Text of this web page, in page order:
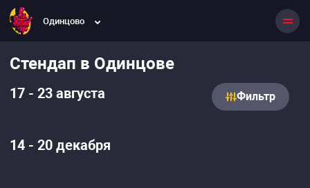
Одинцово
Стендап в Одинцове
Фильтр
17 - 23 августа
14 - 20 декабря